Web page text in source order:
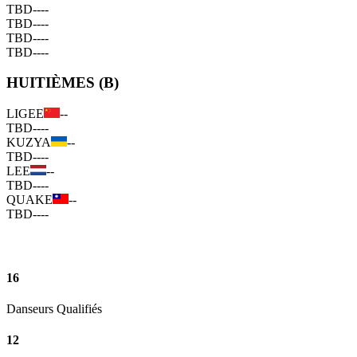
TBD----
TBD----
TBD----
TBD----
HUITIÈMES (B)
LIGEE
--
TBD----
KUZYA
--
TBD----
LEE
--
TBD----
QUAKE
--
TBD----
16
Danseurs Qualifiés
12